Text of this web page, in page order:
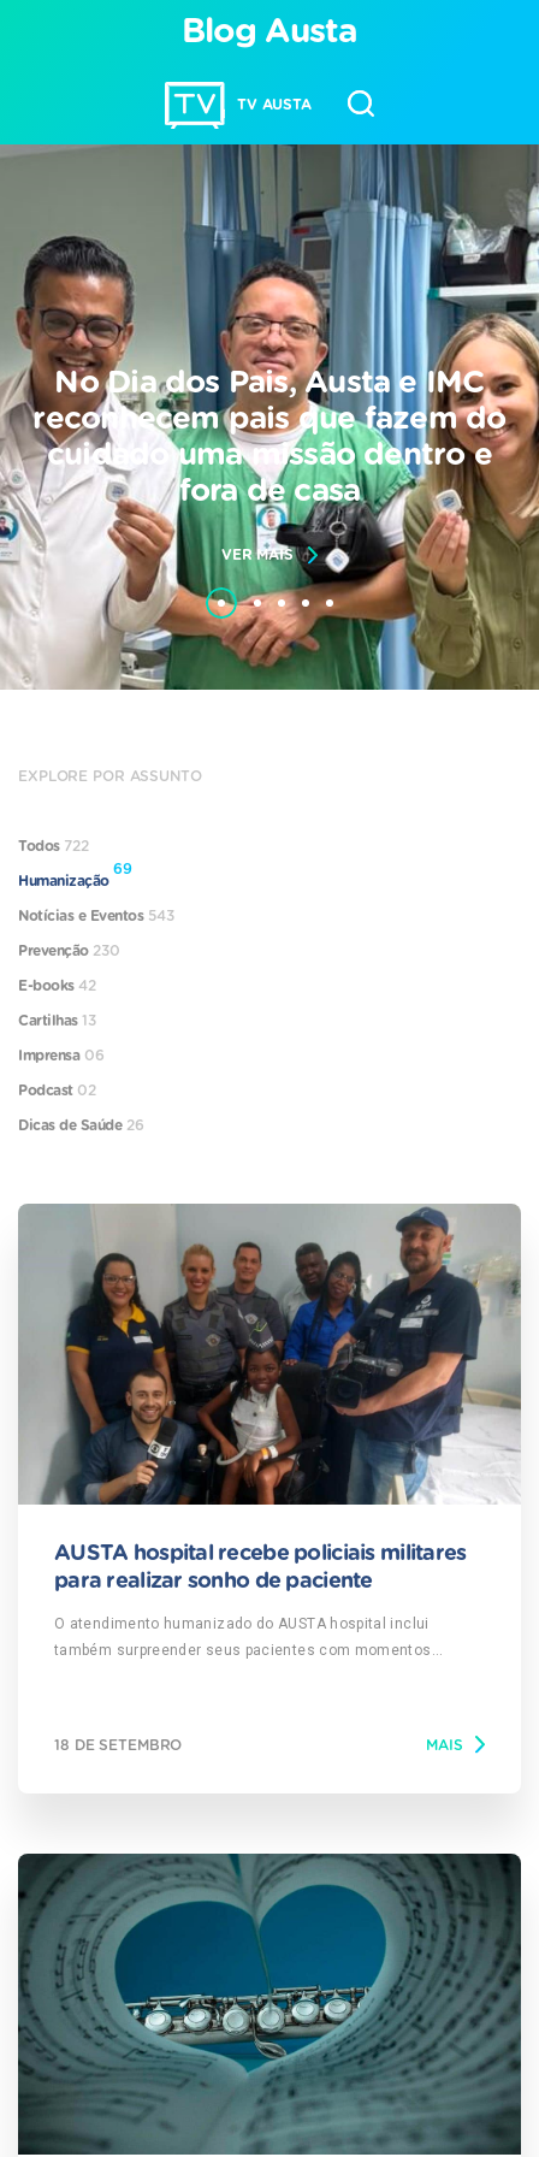
TV AUSTA
Blog Austa
No Dia dos Pais, Austa e IMC
reconhecem pais que fazem do
cuidado uma missão dentro e
fora de casa
VER MAIS
AUSTA hospital recebe policiais militares
para realizar sonho de paciente
O atendimento humanizado do AUSTA hospital inclui
também surpreender seus pacientes com momentos
Jennifer de Jesus Santos, de 14 anos. Internada há 19 dias,
recebesse em seu quarto a visita da tenente Amália Paci e
do soldado Fabiano Jean, da Polícia Militar, que lhe
presentearam com uma medalha de bravura e um quepe da
corporação. A iniciativa da PM com a parceria do hospital foi
acompanhada por equipe da TV TEM (Rede Globo) e
veiculada no telejornal TEM Notícias – 1ª edição. A visita
surpresa emocionou a todos, familiares e profissionais do
AUSTA que a atendem. Edinalva Santos, mãe de Jennifer,
agradeceu à PM e ao hospital. E comentou: “Tenho certeza
de que esta surpresa só faz bem para ela. Ajuda muito a
autoestima dela, que vai lá em cima. Não é só
medicamento que cura, mas momentos como esse.” A
18 DE SETEMBRO MAIS
EXPLORE POR ASSUNTO
Todos 722
Humanização
69
Notícias e Eventos 543
Prevenção 230
E-books 42
Cartilhas13
Imprensa 06
Podcast 02
Dicas de Saúde 26